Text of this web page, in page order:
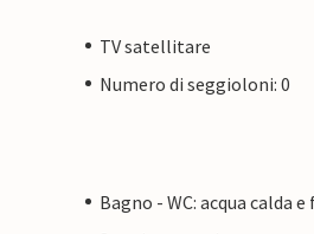
TV satellitare
Numero di seggioloni: 0
Bagno - WC: acqua calda